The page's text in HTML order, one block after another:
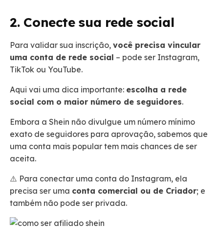
2. Conecte sua rede social
Para validar sua inscrição, você precisa vincular
uma conta de rede social – pode ser Instagram,
TikTok ou YouTube.
Aqui vai uma dica importante: escolha a rede
social com o maior número de seguidores.
Embora a Shein não divulgue um número mínimo
exato de seguidores para aprovação, sabemos que
uma conta mais popular tem mais chances de ser
aceita.
⚠️ Para conectar uma conta do Instagram, ela
precisa ser uma conta comercial ou de Criador; e
também não pode ser privada.